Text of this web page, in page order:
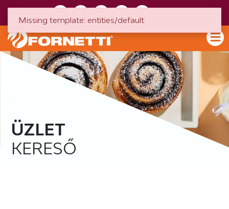
ÜZLET
KERESŐ
Missing template: entities/default